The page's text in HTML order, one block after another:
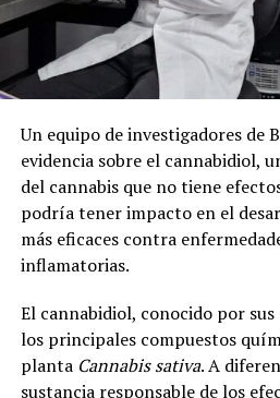
Un equipo de investigadores de
evidencia sobre el cannabidiol,
del cannabis que no tiene
podría tener impacto en el
más eficaces contra
inflamatorias.
El cannabidiol, conocido por sus
los principales compuestos
planta Cannabis sativa. A
sustancia responsable de los